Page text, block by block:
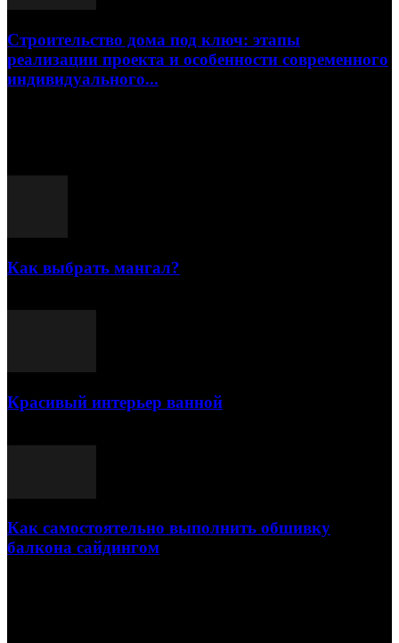
Строительство дома под ключ: этапы
реализации проекта и особенности современного
индивидуального...
Как выбрать мангал?
Красивый интерьер ванной
Как самостоятельно выполнить обшивку
балкона сайдингом